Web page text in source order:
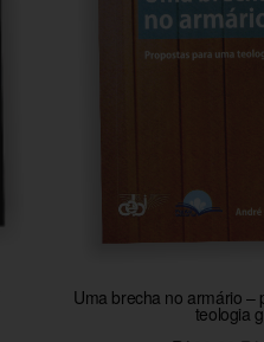
Uma brecha no armário –
teologia